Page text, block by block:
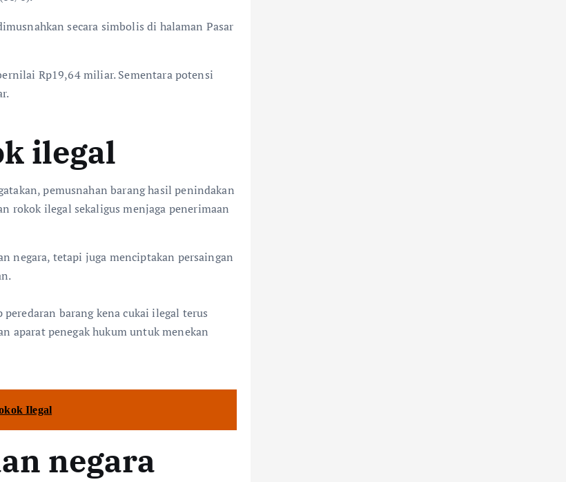
secara simbolis di halaman Pasar
Rp19,64 miliar. Sementara potensi
ilegal
pemusnahan barang hasil penindakan
rokok ilegal sekaligus menjaga penerimaan
negara, tetapi juga menciptakan persaingan
barang kena cukai ilegal terus
aparat penegak hukum untuk menekan
Ilegal
negara